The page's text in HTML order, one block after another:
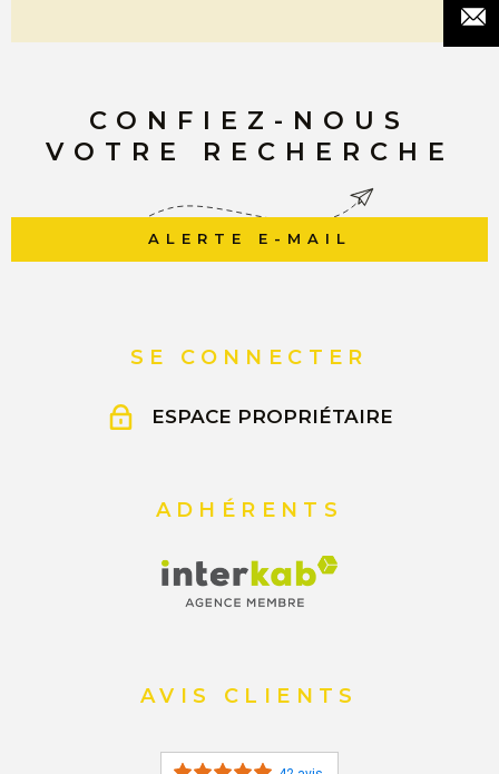
CONFIEZ-NOUS
VOTRE RECHERCHE
ALERTE E-MAIL
SE CONNECTER
ESPACE PROPRIÉTAIRE
ADHÉRENTS
AVIS CLIENTS